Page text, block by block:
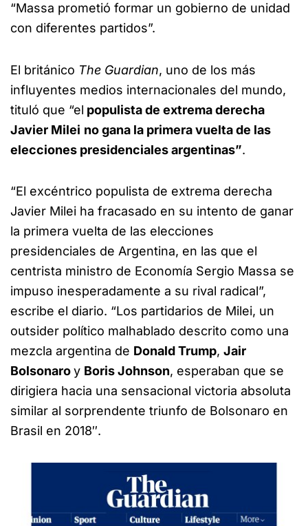
“Massa prometió formar un gobierno de unidad
con diferentes partidos”.
El británico The Guardian, uno de los más
influyentes medios internacionales del mundo,
tituló que “el populista de extrema derecha
Javier Milei no gana la primera vuelta de las
elecciones presidenciales argentinas”.
“El excéntrico populista de extrema derecha
Javier Milei ha fracasado en su intento de ganar
la primera vuelta de las elecciones
presidenciales de Argentina, en las que el
centrista ministro de Economía Sergio Massa se
impuso inesperadamente a su rival radical”,
escribe el diario. “Los partidarios de Milei, un
outsider político malhablado descrito como una
mezcla argentina de Donald Trump, Jair
Bolsonaroy Boris Johnson, esperaban que se
dirigiera hacia una sensacional victoria absoluta
similar al sorprendente triunfo de Bolsonaro en
Brasil en 2018″.